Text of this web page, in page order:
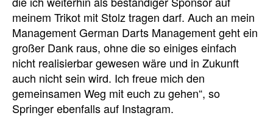
meinem Trikot mit Stolz tragen darf. Auch an mein
Management German Darts Management geht ein
großer Dank raus, ohne die so einiges einfach
nicht realisierbar gewesen wäre und in Zukunft
auch nicht sein wird. Ich freue mich den
gemeinsamen Weg mit euch zu gehen“, so
Springer ebenfalls auf Instagram.